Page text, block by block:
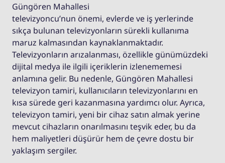
Güngören Mahallesi
televizyoncu’nun önemi, evlerde ve iş yerlerinde
sıkça bulunan televizyonların sürekli kullanıma
maruz kalmasından kaynaklanmaktadır.
Televizyonların arızalanması, özellikle günümüzdeki
dijital medya ile ilgili içeriklerin izlenememesi
anlamına gelir. Bu nedenle, Güngören Mahallesi
televizyon tamiri, kullanıcıların televizyonlarını en
kısa sürede geri kazanmasına yardımcı olur. Ayrıca,
televizyon tamiri, yeni bir cihaz satın almak yerine
mevcut cihazların onarılmasını teşvik eder, bu da
hem maliyetleri düşürür hem de çevre dostu bir
yaklaşım sergiler.